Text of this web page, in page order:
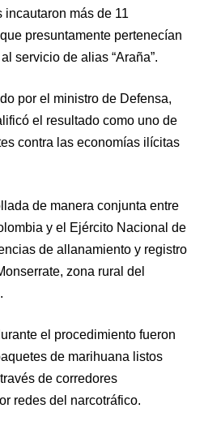
más de 11
presuntamente pertenecían
servicio de alias “Araña”.
por el ministro de Defensa,
el resultado como uno de
contra las economías ilícitas
de manera conjunta entre
y el Ejército Nacional de
de allanamiento y registro
zona rural del
el procedimiento fueron
de marihuana listos
de corredores
redes del narcotráfico.